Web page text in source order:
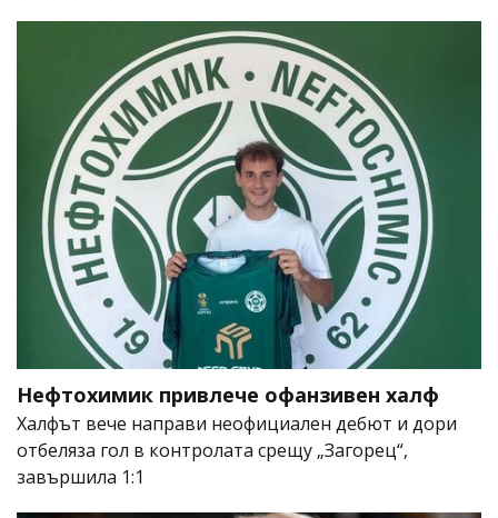
Нефтохимик привлече офанзивен халф
Халфът вече направи неофициален дебют и дори
отбеляза гол в контролата срещу „Загорец“,
завършила 1:1